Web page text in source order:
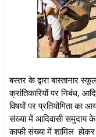
बस्तर के द्वारा बास्तानार
क्रांतिकारियों पर निबंध,
विषयों पर प्रतियोगिता का
संख्या में आदिवासी समुदाय
काफी संख्या में शामिल